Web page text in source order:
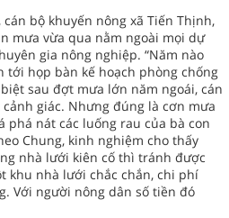
bộ khuyến nông xã Tiến Thịnh,
mưa vừa qua nằm ngoài mọi dự
gia nông nghiệp. “Năm nào
tới họp bàn kế hoạch phòng chống
sau đợt mưa lớn năm ngoái, cán
giác. Nhưng đúng là cơn mưa
phá nát các luống rau của bà con
Chung, kinh nghiệm cho thấy
nhà lưới kiên cố thì tránh được
khu nhà lưới chắc chắn, chi phí
Với người nông dân số tiền đó